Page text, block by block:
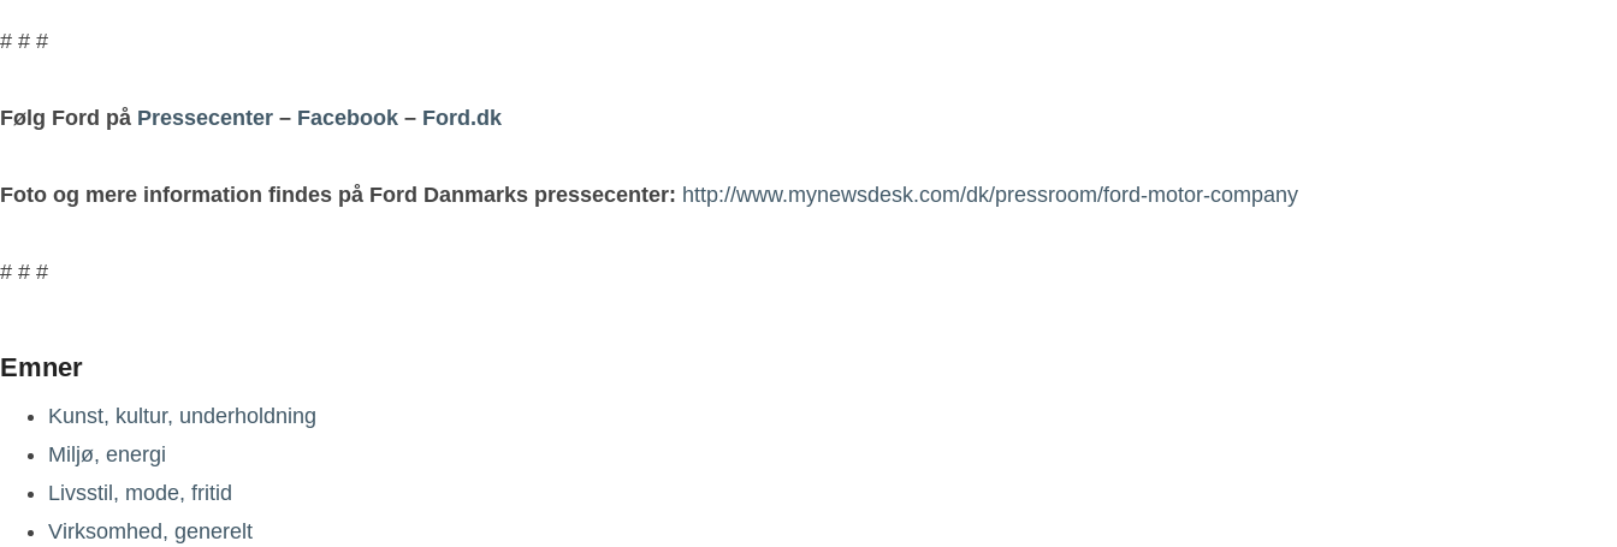
# # #
Følg Ford på Pressecenter – Facebook – Ford.dk
Foto og mere information findes på Ford Danmarks pressecenter: http://www.mynewsdesk.com/dk/pressroom/ford-motor-company
# # #
Emner
Kunst, kultur, underholdning
Miljø, energi
Livsstil, mode, fritid
Virksomhed, generelt